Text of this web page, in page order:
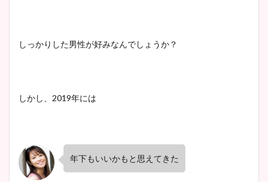
しっかりした男性が好みなんでしょうか？
しかし、2019年には
年下もいいかもと思えてきた